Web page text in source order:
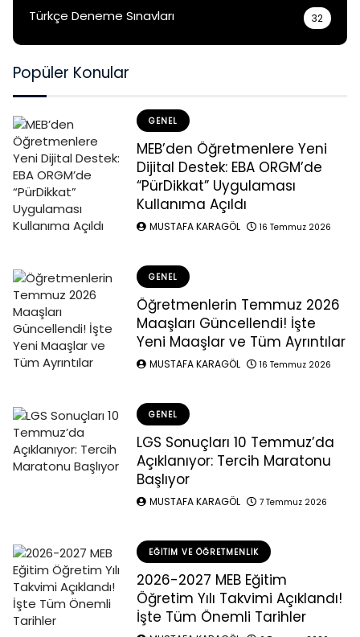
Türkçe Deneme Sınavları 32
Popüler Konular
GENEL
MEB’den Öğretmenlere Yeni
Dijital Destek: EBA ORGM’de
“PürDikkat” Uygulaması
Kullanıma Açıldı
MUSTAFA KARAGÖL 16 Temmuz 2026
GENEL
Öğretmenlerin Temmuz 2026
Maaşları Güncellendi! İşte
Yeni Maaşlar ve Tüm Ayrıntılar
MUSTAFA KARAGÖL 16 Temmuz 2026
GENEL
LGS Sonuçları 10 Temmuz’da
Açıklanıyor: Tercih Maratonu
Başlıyor
MUSTAFA KARAGÖL 7 Temmuz 2026
EĞITIM VE ÖĞRETMENLIK
2026-2027 MEB Eğitim
Öğretim Yılı Takvimi Açıklandı!
İşte Tüm Önemli Tarihler